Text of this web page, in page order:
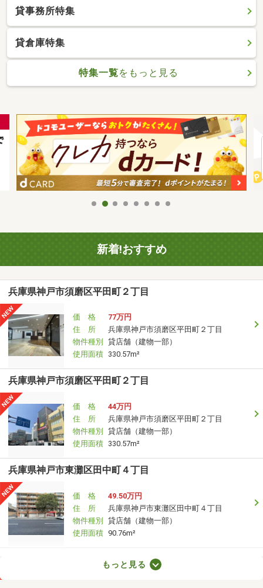
貸事務所特集
貸倉庫特集
特集一覧をもっと見る
新着!おすすめ
兵庫県神戸市須磨区平田町２丁目
価 格
77万円
住 所
兵庫県神戸市須磨区平田町２丁目
物件種別
貸店舗（建物一部）
使用面積 330.57m²
兵庫県神戸市須磨区平田町２丁目
価 格
44万円
住 所
兵庫県神戸市須磨区平田町２丁目
物件種別
貸店舗（建物一部）
使用面積 330.57m²
兵庫県神戸市東灘区田中町４丁目
価 格
49.50万円
住 所
兵庫県神戸市東灘区田中町４丁目
物件種別
貸店舗（建物一部）
使用面積 90.76m²
兵庫県神戸市東灘区岡本１丁目
もっと見る